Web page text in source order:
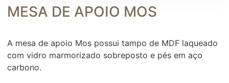
MESA DE APOIO MOS
A mesa de apoio Mos possui tampo de MDF laqueado
com vidro marmorizado sobreposto e pés em aço
carbono.